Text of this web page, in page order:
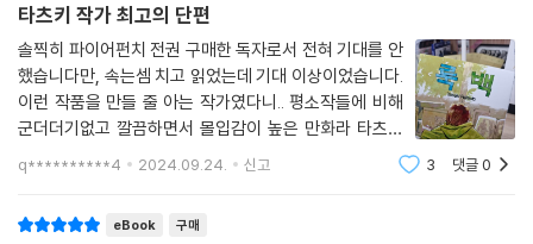
타츠키 작가 최고의 단편
솔찍히 파이어펀치 전권 구매한 독자로서 전혀 기대를 안
했습니다만, 속는셈 치고 읽었는데 기대 이상이었습니다.
이런 작품을 만들 줄 아는 작가였다니.. 평소작들에 비해
군더더기없고 깔끔하면서 몰입감이 높은 만화라 타츠키
의 작품중에서도 유독 눈에 띄는 작품인것같네요. 추천드
립니다
q**********4 2024.09.24. 신고 3 댓글0
eBook 구매